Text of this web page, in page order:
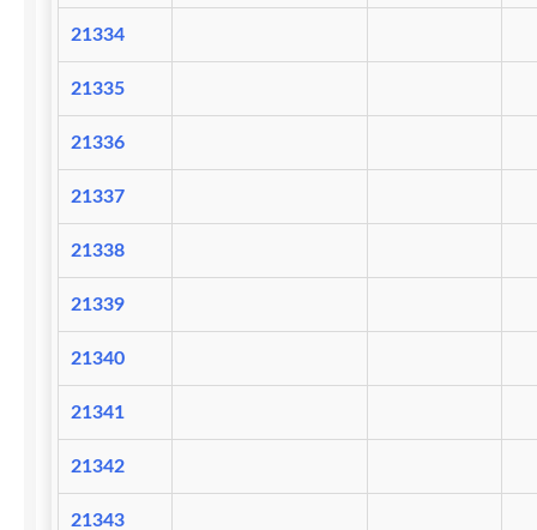
21334
21335
21336
21337
21338
21339
21340
21341
21342
21343